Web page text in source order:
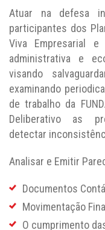
Atuar na defesa
participantes dos
Viva Empresarial
administrativa e
visando
examinando
de trabalho da
Deliberativo as
detectar
Analisar e Emitir
Documentos
Movimentação
O cumprimento